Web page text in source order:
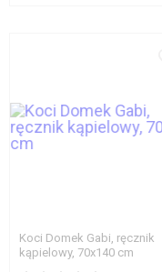
Koci Domek Gabi, ręcznik
kąpielowy, 70x140 cm